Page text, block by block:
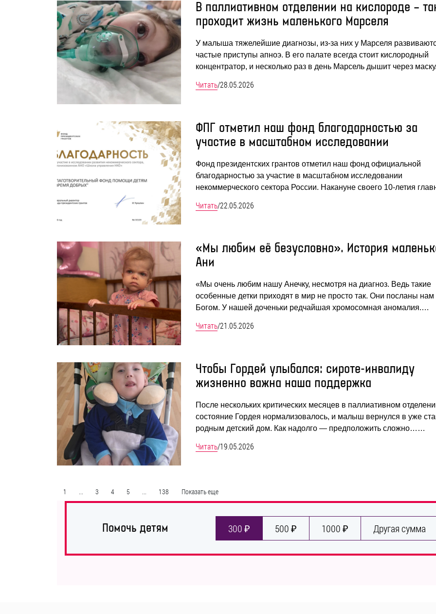
В паллиативном отделении на кислороде –
проходит жизнь маленького Марселя
У малыша тяжелейшие диагнозы, из-за них у Марселя
частые приступы апноэ. В его палате всегда стоит кислородный
концентратор, и несколько раз в день Марсель дышит через
Читать/28.05.2026
ФПГ отметил наш фонд благодарностью за
участие в масштабном исследовании
Фонд президентских грантов отметил наш фонд официальной
благодарностью за участие в масштабном исследовании
некоммерческого сектора России. Накануне своего 10-летия
Читать/22.05.2026
«Мы любим её безусловно». История
Ани
«Мы очень любим нашу Анечку, несмотря на диагноз. Ведь такие
особенные детки приходят в мир не просто так. Они посланы нам
Богом. У нашей доченьки редчайшая хромосомная аномалия.…
Читать/21.05.2026
Чтобы Гордей улыбался: сироте-инвалиду
жизненно важна наша поддержка
После нескольких критических месяцев в паллиативном
состояние Гордея нормализовалось, и малыш вернулся в уже
родным детский дом. Как надолго — предположить сложно……
Читать/19.05.2026
1 ... 3 4 5 ... 138 Показать еще
Помочь детям 300 ₽ 500 ₽ 1000 ₽ Другая сумма